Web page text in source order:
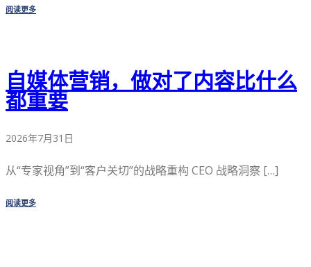
阅读更多
自媒体营销，做对了内容比什么
都重要
2026年7月31日
从“专家视角”到“客户关切”的战略重构 CEO 战略洞察 […]
阅读更多